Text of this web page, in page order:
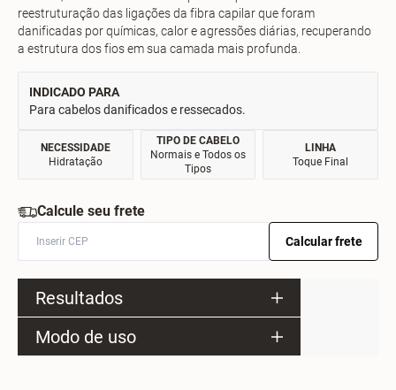
reestruturação das ligações da fibra capilar que foram
danificadas por químicas, calor e agressões diárias, recuperando
a estrutura dos fios em sua camada mais profunda.
INDICADO PARA
Para cabelos danificados e ressecados.
NECESSIDADE
Hidratação
TIPO DE CABELO
Normais e Todos os
Tipos
LINHA
Toque Final
Calcule seu frete
Calcular frete
Resultados
Modo de uso